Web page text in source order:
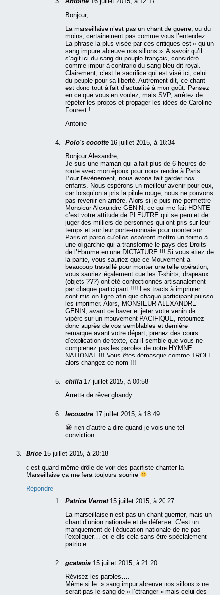
Bonjour,
La marseillaise n’est pas un chant de guerre, ou du
moins, certainement pas comme vous l’entendez.
La phrase la plus visée par ces critiques est « qu’un
sang impure abreuve nos sillons ». A savoir qu’il
s’agit ici du sang du peuple français, considéré
comme impur à contrario du sang bleu dit royal.
Clairement, c’est le sacrifice qui est visé ici, celui
du peuple pour sa liberté. Autrement dit, ce chant
est donc tout à fait d’actualité à mon goût. Pensez
en ce que vous en voulez, mais SVP, arrêtez de
répéter les propos et propager les idées de Caroline
Fourest !
Antoine
Polo's cocotte 16 juillet 2015, à 18:34
Bonjour Alexandre,
Je suis une maman qui a fait plus de 6 heures de
route avec mon époux pour nous rendre à Paris.
Pour l’évènement, nous avons fait garder nos
enfants. Nous espérons un meilleur avenir pour eux,
car lorsqu’on a pris la pilule rouge, nous ne pouvons
pas revenir en arrière. Alors si je puis me permettre
Monsieur Alexandre GENIN, ce qui me fait HONTE
c’est votre attitude de PLEUTRE qui se permet de
juger des milliers de personnes qui ont pris sur leur
temps et sur leur porte-monnaie pour monter sur
Paris et parce qu’elles espèrent mettre un terme à
une oligarchie qui a transformé le pays des Droits
de l’Homme en une DICTATURE !!! Si vous étiez de
la partie, vous sauriez que ce Mouvement a
beaucoup travaillé pour monter une telle opération,
vous sauriez également que les T-shirts, drapeaux
(objets ???) ont été confectionnés artisanalement
par chaque participant !!!! Les tracts à imprimer
sont mis en ligne afin que chaque participant puisse
les imprimer. Alors, MONSIEUR ALEXANDRE
GENIN, avant de baver et jeter votre venin de
vipère sur un mouvement PACIFIQUE, retournez
donc auprès de vos semblables et dernière
remarque avant votre départ, prenez des cours
d’explication de texte, car il semble que vous ne
comprenez pas les paroles de notre HYMNE
NATIONAL !!! Vous êtes démasqué comme TROLL
alors changez de nom !!!
chilla 17 juillet 2015, à 00:58
Arrette de rêver ghandy
lecoustre 17 juillet 2015, à 18:49
😀 rien d’autre a dire quand je vois une tel
conviction
Brice 15 juillet 2015, à 20:18
c’est quand même drôle de voir des pacifiste chanter la
Marseillaise ça me fera toujours sourire
Répondre
Patrice Vernet 15 juillet 2015, à 20:27
La marseillaise n’est pas un chant guerrier, mais un
chant d’union nationale et de défense. C’est un
manquement de l’éducation nationale de ne pas
l’expliquer… et je dis cela sans être spécialement
patriote.
gcatapia 15 juillet 2015, à 21:20
Révisez les paroles….
Même si le » sang impur abreuve nos sillons » ne
serait pas le sang de « l’étranger » mais celui des